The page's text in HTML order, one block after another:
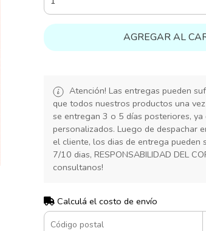
AGREGAR AL
Atención! Las entregas pueden
que todos nuestros productos una
se entregan 3 o 5 días posteriores, ya
personalizados. Luego de despachar
el cliente, los dias de entrega pueden
7/10 dias, RESPONSABILIDAD DEL
consultanos!
Calculá el costo de envío